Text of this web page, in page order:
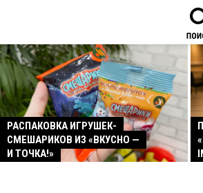
РАСПАКОВКА ИГРУШЕК-
СМЕШАРИКОВ ИЗ «ВКУСНО —
И ТОЧКА!»